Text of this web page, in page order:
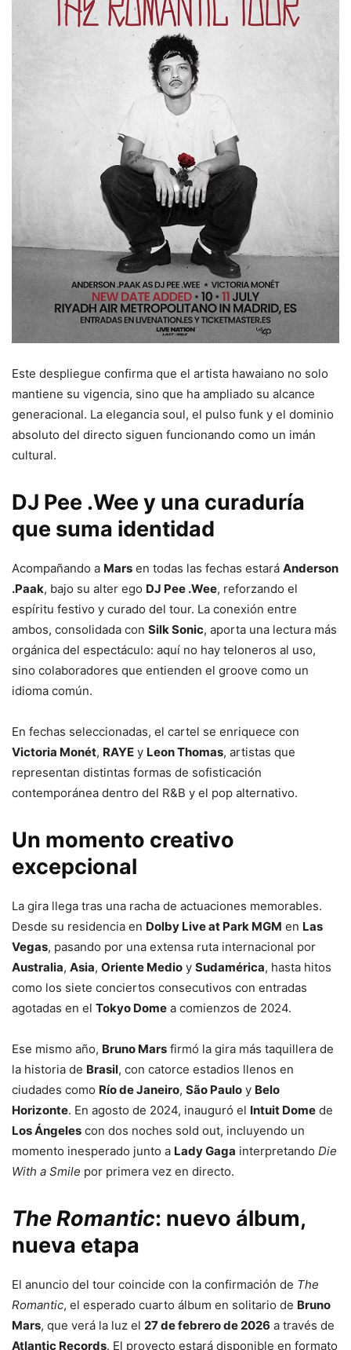
Este despliegue confirma que el artista hawaiano no solo
mantiene su vigencia, sino que ha ampliado su alcance
generacional. La elegancia soul, el pulso funk y el dominio
absoluto del directo siguen funcionando como un imán
cultural.
DJ Pee .Wee y una curaduría
que suma identidad
Acompañando a Mars en todas las fechas estará Anderson
.Paak, bajo su alter ego DJ Pee .Wee, reforzando el
espíritu festivo y curado del tour. La conexión entre
ambos, consolidada con Silk Sonic, aporta una lectura más
orgánica del espectáculo: aquí no hay teloneros al uso,
sino colaboradores que entienden el groove como un
idioma común.
En fechas seleccionadas, el cartel se enriquece con
Victoria Monét, RAYE y Leon Thomas, artistas que
representan distintas formas de sofisticación
contemporánea dentro del R&B y el pop alternativo.
Un momento creativo
excepcional
La gira llega tras una racha de actuaciones memorables.
Desde su residencia en Dolby Live at Park MGM en Las
Vegas, pasando por una extensa ruta internacional por
Australia, Asia, Oriente Medio y Sudamérica, hasta hitos
como los siete conciertos consecutivos con entradas
agotadas en el Tokyo Dome a comienzos de 2024.
Ese mismo año, Bruno Mars firmó la gira más taquillera de
la historia de Brasil, con catorce estadios llenos en
ciudades como Río de Janeiro, São Paulo y Belo
Horizonte. En agosto de 2024, inauguró el Intuit Dome de
Los Ángeles con dos noches sold out, incluyendo un
momento inesperado junto a Lady Gaga interpretando Die
With a Smile por primera vez en directo.
The Romantic: nuevo álbum,
nueva etapa
El anuncio del tour coincide con la confirmación de The
Romantic, el esperado cuarto álbum en solitario de Bruno
Mars, que verá la luz el 27 de febrero de 2026 a través de
Atlantic Records. El proyecto estará disponible en formato